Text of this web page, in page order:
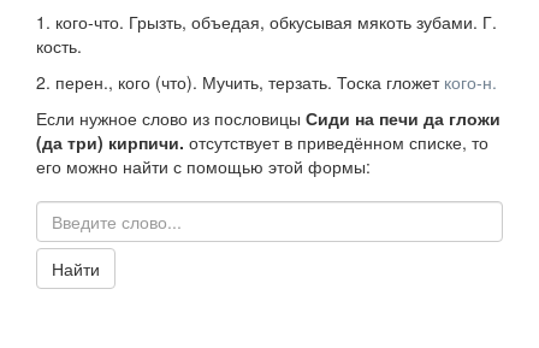
1. кого-что. Грызть, объедая, обкусывая мякоть зубами. Г.
кость.
2. перен., кого (что). Мучить, терзать. Тоска гложет кого-н.
Если нужное слово из пословицы Сиди на печи да гложи
(да три) кирпичи. отсутствует в приведённом списке, то
его можно найти с помощью этой формы:
Найти